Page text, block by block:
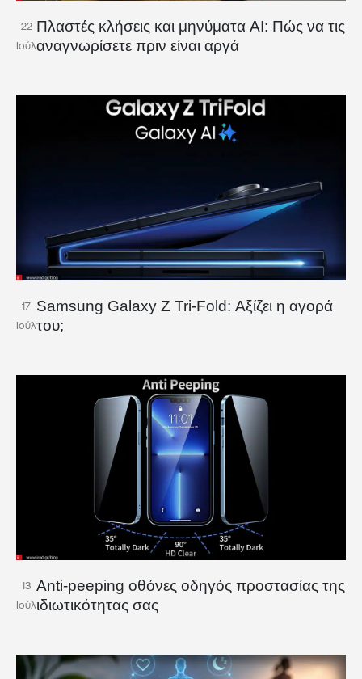
22
Ιούλ
Πλαστές κλήσεις και μηνύματα AI: Πώς να τις
αναγνωρίσετε πριν είναι αργά
17
Ιούλ
Samsung Galaxy Z Tri-Fold: Αξίζει η αγορά
του;
13
Ιούλ
Anti-peeping οθόνες οδηγός προστασίας της
ιδιωτικότητας σας